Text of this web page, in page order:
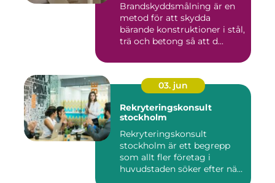
Brandskyddsmålning är en
metod för att skydda
bärande konstruktioner i stål,
trä och betong så att d...
03. jun
Rekryteringskonsult
stockholm
Rekryteringskonsult
stockholm är ett begrepp
som allt fler företag i
huvudstaden söker efter när